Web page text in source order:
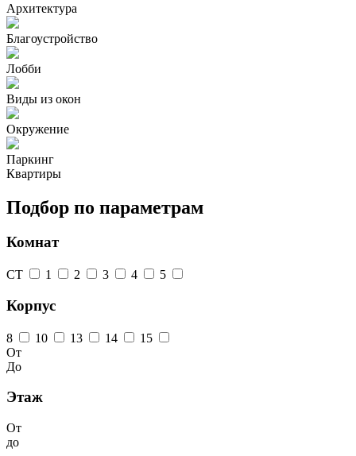
Архитектура
Благоустройство
Лобби
Виды из окон
Окружение
Паркинг
Квартиры
Подбор по параметрам
Комнат
СТ 1 2 3 4 5
Корпус
8 10 13 14
15
От
До
Этаж
От
до